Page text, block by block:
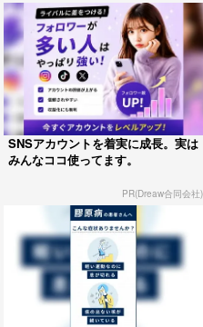
SNSアカウントを着実に成長。実は
みんなココ使ってます。
PR(Dreaw合同会社)